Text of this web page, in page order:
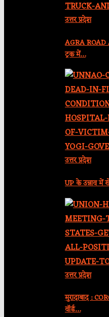
उत्तर प्रदेश
AGRA
ट्रक में…
उत्तर प्रदेश
UP के उन्नाव में
उत्तर प्रदेश
मुरादाबाद :
वॉर्ड…